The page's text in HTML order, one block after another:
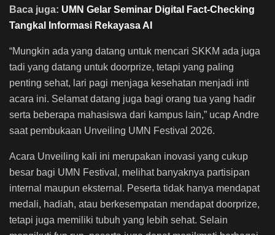
Baca juga: UMN Gelar Seminar Digital Fact-Checking
Tangkal Informasi Rekayasa AI
“Mungkin ada yang datang untuk mencari SKKM ada juga
tadi yang datang untuk doorprize, tetapi yang paling
penting sehat, lari pagi menjaga kesehatan menjadi inti
acara ini. Selamat datang juga bagi orang tua yang hadir
serta beberapa mahasiswa dari kampus lain,” ucap Andre
saat pembukaan Unveiling UMN Festival 2026.
Acara Unveiling kali ini merupakan inovasi yang cukup
besar bagi UMN Festival, melihat banyaknya partisipan
internal maupun eksternal. Peserta tidak hanya mendapat
medali, hadiah, atau berkesempatan mendapat doorprize,
tetapi juga memiliki tubuh yang lebih sehat. Selain